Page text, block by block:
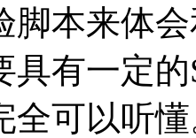
脚本来体
具有一定
全可以听